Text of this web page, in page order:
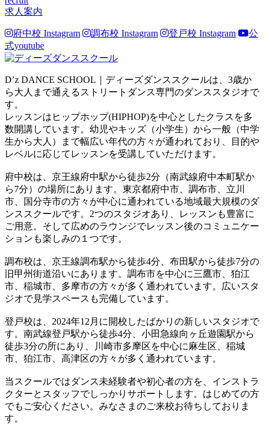
求人案内
府中校 Instagram 調布校 Instagram 登戸校 Instagram
公
式youtube
D’z DANCE SCHOOL｜ディーズダンススクールは、3歳か
ら大人まで通えるストリートダンス専門のダンススタジオで
す。
レッスンはヒップホップ(HIPHOP)を中心としたクラスを多
数開講しています。幼児やキッズ（小学生）から一般（中学
生から大人）まで幅広い年代の方々が通われており、目的や
レベルに応じてレッスンを受講していただけます。
府中校は、京王線府中駅から徒歩2分（南武線府中本町駅か
ら7分）の場所にあります。東京都府中市、調布市、立川
市、国分寺市の方々が中心に通われている地域最大規模のダ
ンススクールです。2つのスタジオあり、レッスンも豊富に
ご用意。そして広めのラウンジでレッスン後のコミュニケー
ションも楽しみの１つです。
調布校は、京王線調布駅から徒歩4分、布田駅から徒歩7分の
旧甲州街道沿いにあります。調布市を中心に三鷹市、狛江
市、稲城市、多摩市の方々が多く通われています。広いスタ
ジオで見学スペースも完備しています。
登戸校は、2024年12月に開校したばかりの新しいスタジオで
す。南武線登戸駅から徒歩4分、小田急線向ヶ丘遊園駅から
徒歩3分の所にあり、川崎市多摩区を中心に麻生区、稲城
市、狛江市、高津区の方々が多く通われています。
当スクールではダンス未経験者や初心者の方を、インストラ
クターとスタッフでしっかりサポートします。はじめての方
でもご安心ください。みなさまのご来校お待ちしておりま
す。